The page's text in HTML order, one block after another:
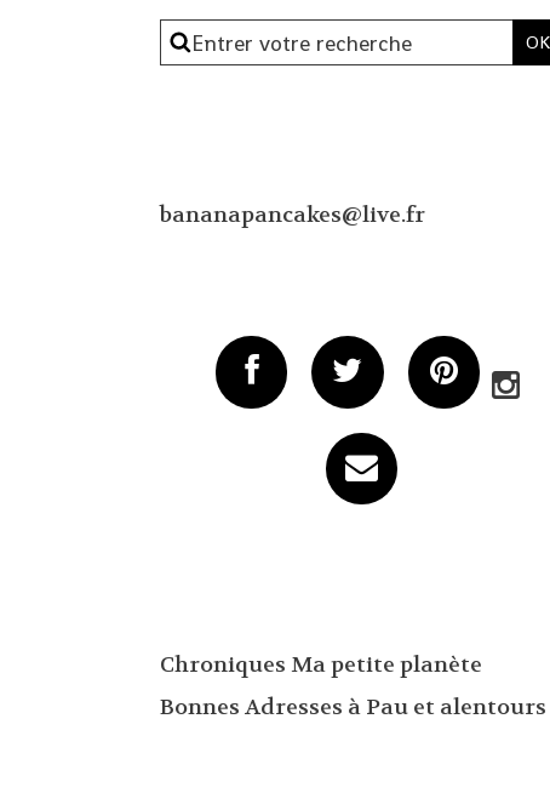
bananapancakes@live.fr
Chroniques Ma petite planète
Bonnes Adresses à Pau et alentours